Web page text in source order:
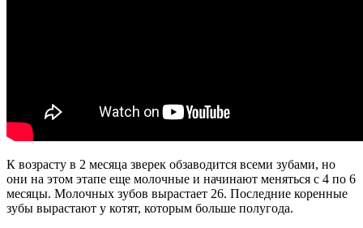
К возрасту в 2 месяца зверек обзаводится всеми зубами, но
они на этом этапе еще молочные и начинают меняться с 4 по 6
месяцы. Молочных зубов вырастает 26. Последние коренные
зубы вырастают у котят, которым больше полугода.